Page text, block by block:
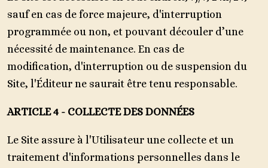
sauf en cas de force majeure, d'interruption
programmée ou non, et pouvant découler d’une
nécessité de maintenance. En cas de
modification, d'interruption ou de suspension du
Site, l'Éditeur ne saurait être tenu responsable.
ARTICLE 4 - COLLECTE DES DONNÉES
Le Site assure à l'Utilisateur une collecte et un
traitement d'informations personnelles dans le